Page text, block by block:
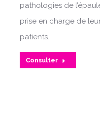
pathologies de
prise en charge de
patients.
Consulter